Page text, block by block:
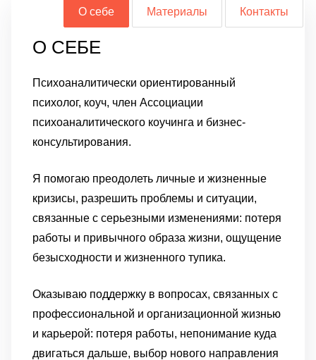
О себе Материалы Контакты
О СЕБЕ
Психоаналитически ориентированный
психолог, коуч, член Ассоциации
психоаналитического коучинга и бизнес-
консультирования.
Я помогаю преодолеть личные и жизненные
кризисы, разрешить проблемы и ситуации,
связанные с серьезными изменениями: потеря
работы и привычного образа жизни, ощущение
безысходности и жизненного тупика.
Оказываю поддержку в вопросах, связанных с
профессиональной и организационной жизнью
и карьерой: потеря работы, непонимание куда
двигаться дальше, выбор нового направления